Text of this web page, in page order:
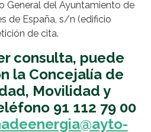
General del Ayuntamiento de
de España, s/n (edificio
de cita.
consulta, puede
la Concejalía de
Movilidad y
91 112 79 00